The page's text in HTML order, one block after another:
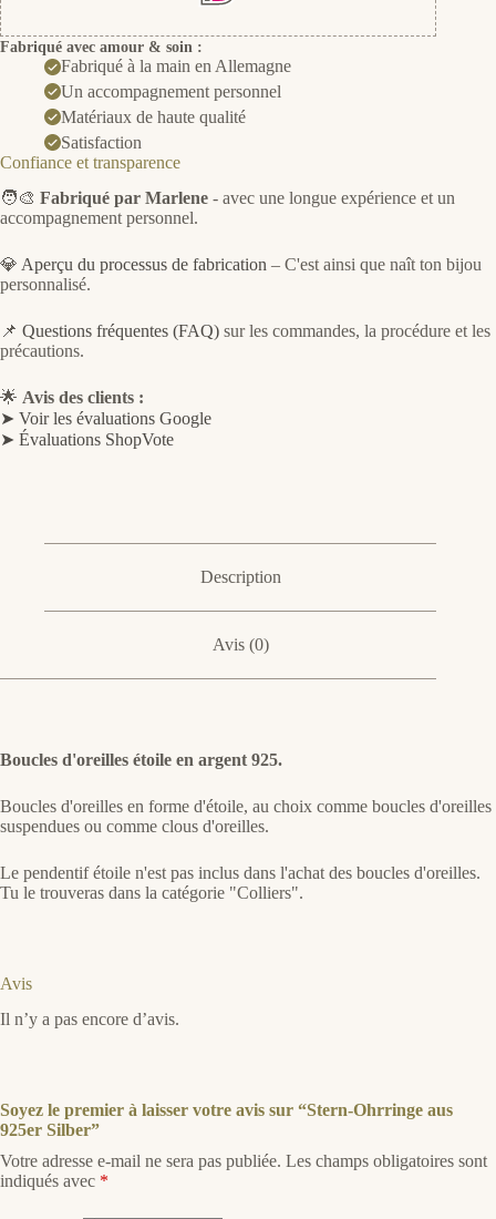
Fabriqué avec amour & soin :
Fabriqué à la main en Allemagne
Un accompagnement personnel
Matériaux de haute qualité
Satisfaction
Confiance et transparence
🧑‍🎨 Fabriqué par Marlene - avec une longue expérience et un
accompagnement personnel.
💎 Aperçu du processus de fabrication – C'est ainsi que naît ton bijou
personnalisé.
📌 Questions fréquentes (FAQ) sur les commandes, la procédure et les
précautions.
🌟 Avis des clients :
➤ Voir les évaluations Google
➤ Évaluations ShopVote
Description
Avis (0)
Boucles d'oreilles étoile en argent 925.
Boucles d'oreilles en forme d'étoile, au choix comme boucles d'oreilles
suspendues ou comme clous d'oreilles.
Le pendentif étoile n'est pas inclus dans l'achat des boucles d'oreilles.
Tu le trouveras dans la catégorie "Colliers".
Avis
Il n’y a pas encore d’avis.
Soyez le premier à laisser votre avis sur “Stern-Ohrringe aus
925er Silber”
Votre adresse e-mail ne sera pas publiée. Les champs obligatoires sont
indiqués avec *